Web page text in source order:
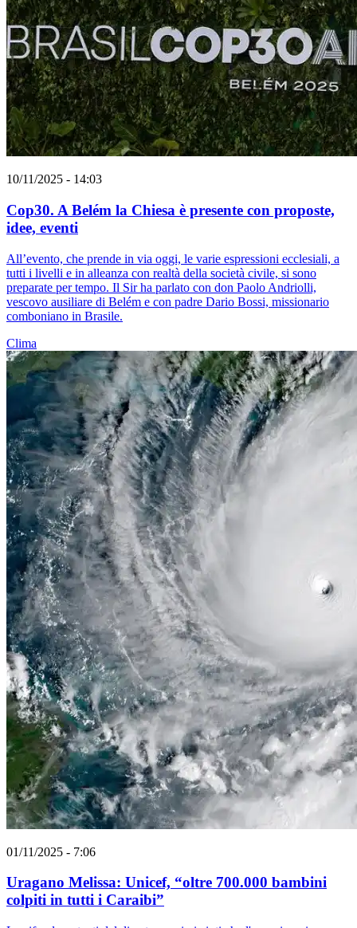
10/11/2025 - 14:03
Cop30. A Belém la Chiesa è presente con proposte,
idee, eventi
All’evento, che prende in via oggi, le varie espressioni ecclesiali, a
tutti i livelli e in alleanza con realtà della società civile, si sono
preparate per tempo. Il Sir ha parlato con don Paolo Andriolli,
vescovo ausiliare di Belém e con padre Dario Bossi, missionario
comboniano in Brasile.
Clima
01/11/2025 - 7:06
Uragano Melissa: Unicef, “oltre 700.000 bambini
colpiti in tutti i Caraibi”